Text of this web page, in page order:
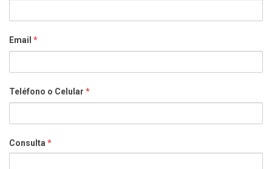
Email *
Teléfono o Celular *
Consulta *